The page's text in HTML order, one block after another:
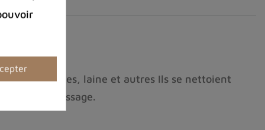
de fibres, laine et autres Ils se nettoient
peu de repassage.